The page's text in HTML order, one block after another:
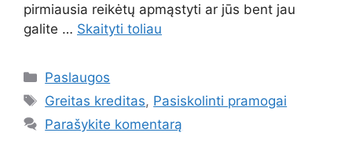
pirmiausia reikėtų apmąstyti ar jūs bent jau
galite … Skaityti toliau
Kategorijos
Paslaugos
Žymos
Greitas kreditas, Pasiskolinti pramogai
Parašykite komentarą